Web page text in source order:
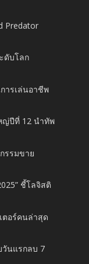
Predator
ดับโลก
ารเล่นอาชีพ
ญ่ปีที่ 12 นำทัพ
รรมขาย
ชี้โลจิสติ
ตอร์คนล่าสุด
วันแรกลบ 7